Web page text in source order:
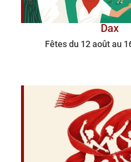
Dax
Fêtes du 12 août au